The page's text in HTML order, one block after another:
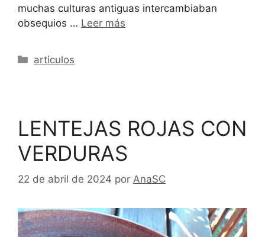
muchas culturas antiguas intercambiaban
obsequios … Leer más
Categorías
articulos
LENTEJAS ROJAS CON
VERDURAS
22 de abril de 2024 por AnaSC